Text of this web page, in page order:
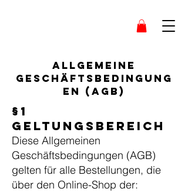
Allgemeine
Geschäftsbedingung
en (AGB)
§1
Geltungsbereich
Diese Allgemeinen
Geschäftsbedingungen (AGB)
gelten für alle Bestellungen, die
über den Online-Shop der: